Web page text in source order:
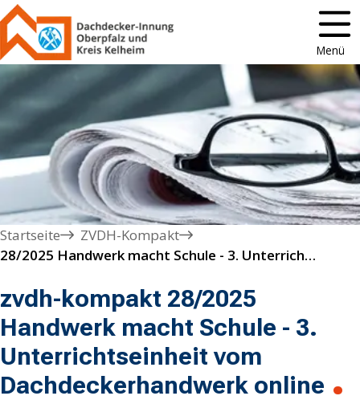
Menü
Startseite
ZVDH-Kompakt
28/2025 Handwerk macht Schule - 3. Unterrichtseinheit vom Dachdeckerhandwerk online
zvdh-kompakt 28/2025
Handwerk macht Schule - 3.
Unterrichtseinheit vom
Dachdeckerhandwerk online